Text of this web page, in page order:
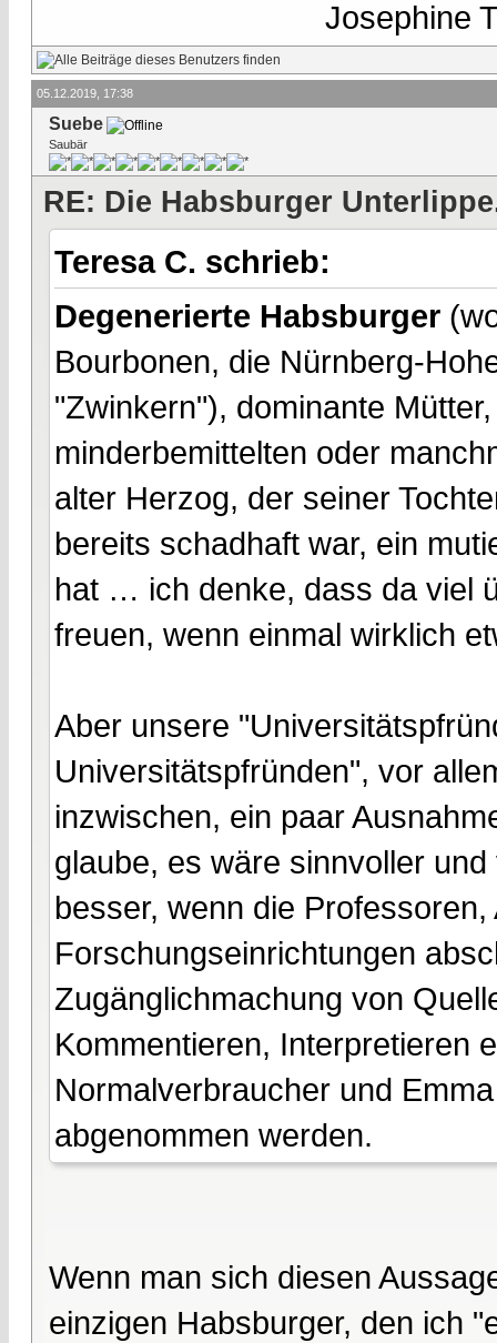
Josephine
05.12.2019, 17:38
Suebe
Saubär
RE: Die Habsburger
Teresa C. schrieb:
Degenerierte Habsburger
Bourbonen, die Nürnberg-
"Zwinkern"), dominante
minderbemittelten oder
alter Herzog, der seiner
bereits schadhaft war, ein
hat … ich denke, dass da viel
freuen, wenn einmal wirklich
Aber unsere
Universitätspfründen", vor
inzwischen, ein paar
glaube, es wäre sinnvoller
besser, wenn die
Forschungseinrichtungen
Zugänglichmachung von
Kommentieren, Interpretieren
Normalverbraucher und
abgenommen werden.
Wenn man sich diesen
einzigen Habsburger, den ich